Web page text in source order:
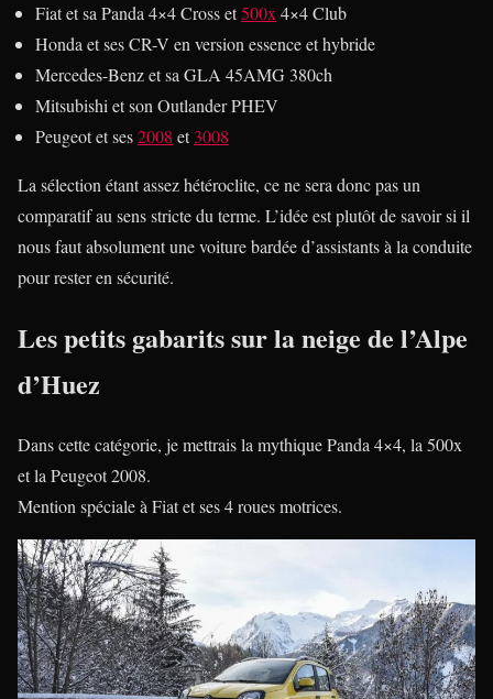
Fiat et sa Panda 4×4 Cross et500x 4×4 Club
Honda et ses CR-V en version essence et hybride
Mercedes-Benz et sa GLA 45AMG 380ch
Mitsubishi et son Outlander PHEV
Peugeot et ses2008 et3008
La sélection étant assez hétéroclite, ce ne sera donc pas un
comparatif au sens stricte du terme. L’idée est plutôt de savoir si il
nous faut absolument une voiture bardée d’assistants à la conduite
pour rester en sécurité.
Les petits gabarits sur la neige de l’Alpe
d’Huez
Dans cette catégorie, je mettrais la mythique Panda 4×4, la 500x
et la Peugeot 2008.
Mention spéciale à Fiat et ses 4 roues motrices.